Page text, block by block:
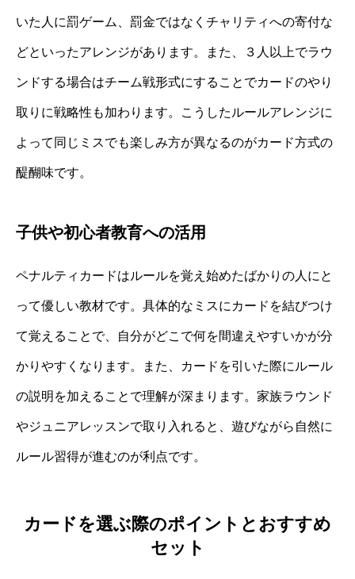
いた人に罰ゲーム、罰金ではなくチャリティへの寄付な
どといったアレンジがあります。また、３人以上でラウ
ンドする場合はチーム戦形式にすることでカードのやり
取りに戦略性も加わります。こうしたルールアレンジに
よって同じミスでも楽しみ方が異なるのがカード方式の
醍醐味です。
子供や初心者教育への活用
ペナルティカードはルールを覚え始めたばかりの人にと
って優しい教材です。具体的なミスにカードを結びつけ
て覚えることで、自分がどこで何を間違えやすいかが分
かりやすくなります。また、カードを引いた際にルール
の説明を加えることで理解が深まります。家族ラウンド
やジュニアレッスンで取り入れると、遊びながら自然に
ルール習得が進むのが利点です。
カードを選ぶ際のポイントとおすすめ
セット